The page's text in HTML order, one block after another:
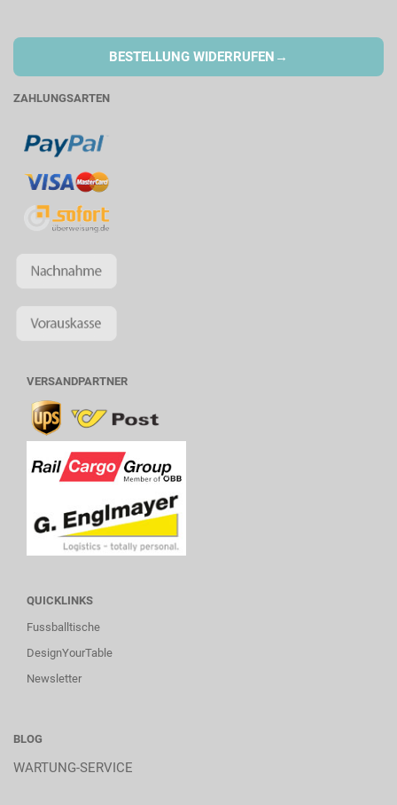
BESTELLUNG WIDERRUFEN →
ZAHLUNGSARTEN
VERSANDPARTNER
QUICKLINKS
Fussballtische
DesignYourTable
Newsletter
BLOG
WARTUNG-SERVICE